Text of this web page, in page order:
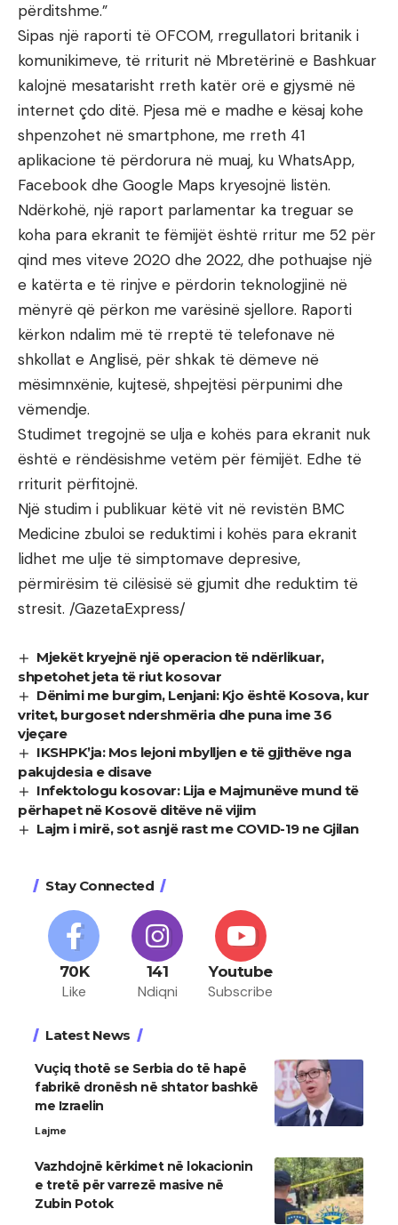
përditshme.”
Sipas një raporti të OFCOM, rregullatori britanik i
komunikimeve, të rriturit në Mbretërinë e Bashkuar
kalojnë mesatarisht rreth katër orë e gjysmë në
internet çdo ditë. Pjesa më e madhe e kësaj kohe
shpenzohet në smartphone, me rreth 41
aplikacione të përdorura në muaj, ku WhatsApp,
Facebook dhe Google Maps kryesojnë listën.
Ndërkohë, një raport parlamentar ka treguar se
koha para ekranit te fëmijët është rritur me 52 për
qind mes viteve 2020 dhe 2022, dhe pothuajse një
e katërta e të rinjve e përdorin teknologjinë në
mënyrë që përkon me varësinë sjellore. Raporti
kërkon ndalim më të rreptë të telefonave në
shkollat e Anglisë, për shkak të dëmeve në
mësimnxënie, kujtesë, shpejtësi përpunimi dhe
vëmendje.
Studimet tregojnë se ulja e kohës para ekranit nuk
është e rëndësishme vetëm për fëmijët. Edhe të
rriturit përfitojnë.
Një studim i publikuar këtë vit në revistën BMC
Medicine zbuloi se reduktimi i kohës para ekranit
lidhet me ulje të simptomave depresive,
përmirësim të cilësisë së gjumit dhe reduktim të
stresit. /GazetaExpress/
Mjekët kryejnë një operacion të ndërlikuar,
shpetohet jeta të riut kosovar
Dënimi me burgim, Lenjani: Kjo është Kosova, kur
vritet, burgoset ndershmëria dhe puna ime 36
vjeçare
IKSHPK’ja: Mos lejoni mbylljen e të gjithëve nga
pakujdesia e disave
Infektologu kosovar: Lija e Majmunëve mund të
përhapet në Kosovë ditëve në vijim
Lajm i mirë, sot asnjë rast me COVID-19 ne Gjilan
Stay Connected
70K
Like
141
Ndiqni
Youtube
Subscribe
Latest News
Vuçiq thotë se Serbia do të hapë
fabrikë dronësh në shtator bashkë
me Izraelin
Lajme
Vazhdojnë kërkimet në lokacionin
e tretë për varrezë masive në
Zubin Potok